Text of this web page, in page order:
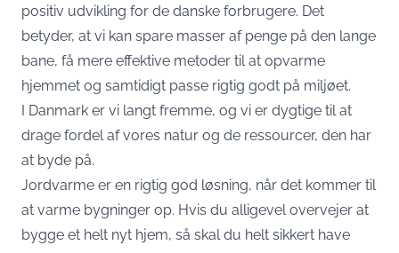
positiv udvikling for de danske forbrugere. Det
betyder, at vi kan spare masser af penge på den lange
bane, få mere effektive metoder til at opvarme
hjemmet og samtidigt passe rigtig godt på miljøet.
I Danmark er vi langt fremme, og vi er dygtige til at
drage fordel af vores natur og de ressourcer, den har
at byde på.
Jordvarme er en rigtig god løsning, når det kommer til
at varme bygninger op. Hvis du alligevel overvejer at
bygge et helt nyt hjem, så skal du helt sikkert have